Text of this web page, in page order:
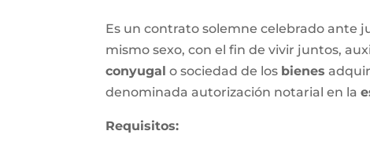
Es un contrato solemne celebrado ante
mismo sexo, con el fin de vivir juntos,
conyugal o sociedad de los bienes
denominada autorización notarial en la
Requisitos: